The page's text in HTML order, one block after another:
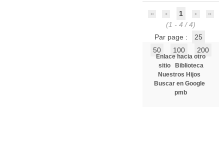
1
(1 - 4 / 4)
Par page :
25
50
100 200
Enlace hacia otro
sitio
Biblioteca
Nuestros Hijos
Buscar en Google
pmb